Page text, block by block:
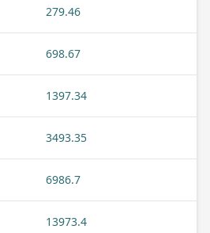
279.46
698.67
1397.34
3493.35
6986.7
13973.4